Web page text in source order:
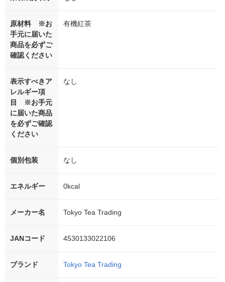
原材料 ※お
手元に届いた
商品を必ずご
確認ください
有機紅茶
表示すべきア
レルギー項
目 ※お手元
に届いた商品
を必ずご確認
ください
なし
個別包装 なし
エネルギー 0kcal
メーカー名 Tokyo Tea Trading
JANコード 4530133022106
ブランド Tokyo Tea Trading